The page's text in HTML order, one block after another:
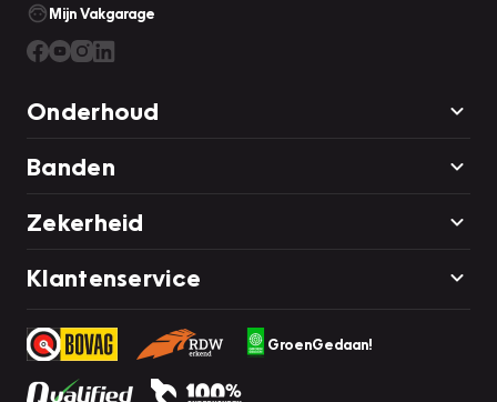
Mijn Vakgarage
Onderhoud
Banden
Zekerheid
Klantenservice
GroenGedaan!